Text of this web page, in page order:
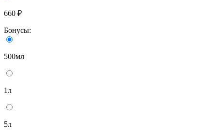
660 ₽
Бонусы:
500мл
1л
5л